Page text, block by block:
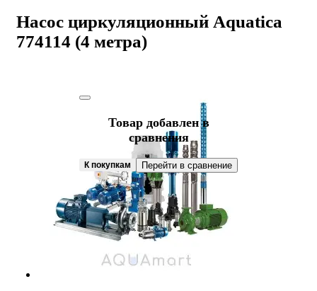
Насос циркуляционный Aquatica
774114 (4 метра)
Товар добавлен в
сравнения
К покупкам Перейти в сравнение